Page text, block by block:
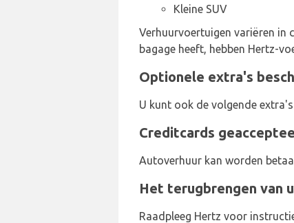
Kleine SUV
Verhuurvoertuigen variëren in
bagage heeft, hebben Hertz-
Optionele extra's
U kunt ook de volgende
Creditcards
Autoverhuur kan worden
Het terugbrengen van
Raadpleeg Hertz voor